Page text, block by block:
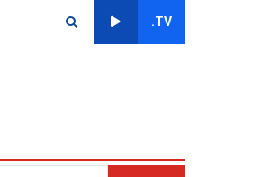
.TV